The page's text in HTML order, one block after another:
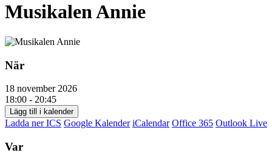
Musikalen Annie
När
18 november 2026
18:00 - 20:45
Lägg till i kalender
Ladda ner ICS Google Kalender iCalendar Office 365 Outlook Live
Var